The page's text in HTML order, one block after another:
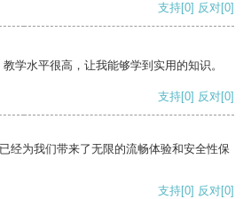
支持[0] 反对[0]
学水平很高，让我能够学到实用的知识。
支持[0] 反对[0]
经为我们带来了无限的流畅体验和安全性保
支持[0] 反对[0]